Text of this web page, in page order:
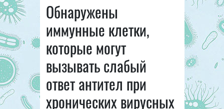
Обнаружены
иммунные клетки,
которые могут
вызывать слабый
ответ антител при
хронических вирусных